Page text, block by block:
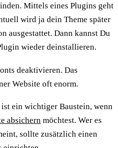
Mittels eines Plugins geht
wird ja dein Theme später
ausgestattet. Dann kannst Du
wieder deinstallieren.
deaktivieren. Das
Website oft enorm.
ein wichtiger Baustein, wenn
absichern möchtest. Wer es
sollte zusätzlich einen